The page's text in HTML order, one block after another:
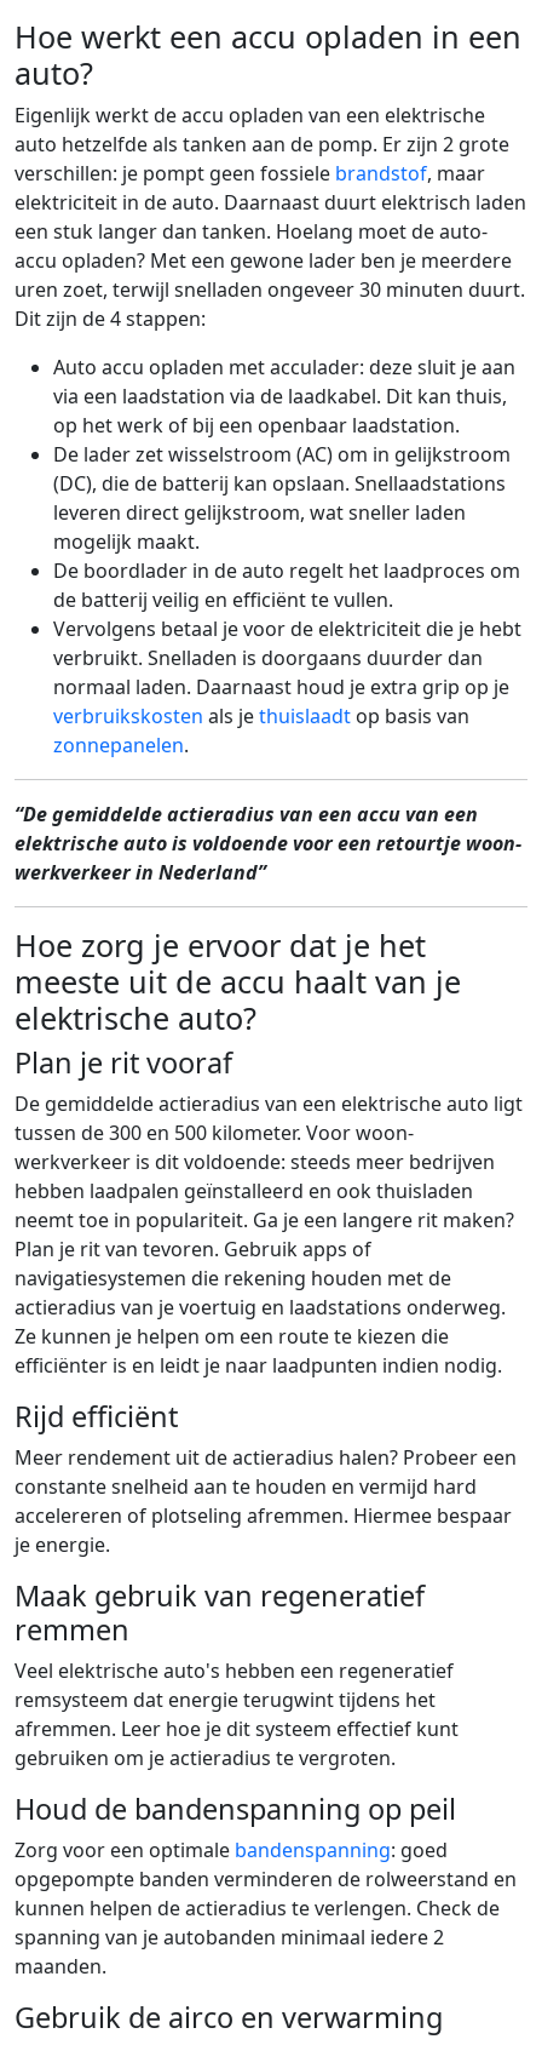
Hoe werkt een accu opladen in een
auto?
Eigenlijk werkt de accu opladen van een elektrische
auto hetzelfde als tanken aan de pomp. Er zijn 2 grote
verschillen: je pompt geen fossiele brandstof, maar
elektriciteit in de auto. Daarnaast duurt elektrisch laden
een stuk langer dan tanken. Hoelang moet de auto-
accu opladen? Met een gewone lader ben je meerdere
uren zoet, terwijl snelladen ongeveer 30 minuten duurt.
Dit zijn de 4 stappen:
Auto accu opladen met acculader: deze sluit je aan
via een laadstation via de laadkabel. Dit kan thuis,
op het werk of bij een openbaar laadstation.
De lader zet wisselstroom (AC) om in gelijkstroom
(DC), die de batterij kan opslaan. Snellaadstations
leveren direct gelijkstroom, wat sneller laden
mogelijk maakt.
De boordlader in de auto regelt het laadproces om
de batterij veilig en efficiënt te vullen.
Vervolgens betaal je voor de elektriciteit die je hebt
verbruikt. Snelladen is doorgaans duurder dan
normaal laden. Daarnaast houd je extra grip op je
verbruikskosten als jethuislaadt op basis van
zonnepanelen.
“De gemiddelde actieradius van een accu van een
elektrische auto is voldoende voor een retourtje woon-
werkverkeer in Nederland”
Hoe zorg je ervoor dat je het
meeste uit de accu haalt van je
elektrische auto?
Plan je rit vooraf
De gemiddelde actieradius van een elektrische auto ligt
tussen de 300 en 500 kilometer. Voor woon-
werkverkeer is dit voldoende: steeds meer bedrijven
hebben laadpalen geïnstalleerd en ook thuisladen
neemt toe in populariteit. Ga je een langere rit maken?
Plan je rit van tevoren. Gebruik apps of
navigatiesystemen die rekening houden met de
actieradius van je voertuig en laadstations onderweg.
Ze kunnen je helpen om een route te kiezen die
efficiënter is en leidt je naar laadpunten indien nodig.
Rijd efficiënt
Meer rendement uit de actieradius halen? Probeer een
constante snelheid aan te houden en vermijd hard
accelereren of plotseling afremmen. Hiermee bespaar
je energie.
Maak gebruik van regeneratief
remmen
Veel elektrische auto's hebben een regeneratief
remsysteem dat energie terugwint tijdens het
afremmen. Leer hoe je dit systeem effectief kunt
gebruiken om je actieradius te vergroten.
Houd de bandenspanning op peil
Zorg voor een optimale bandenspanning: goed
opgepompte banden verminderen de rolweerstand en
kunnen helpen de actieradius te verlengen. Check de
spanning van je autobanden minimaal iedere 2
maanden.
Gebruik de airco en verwarming